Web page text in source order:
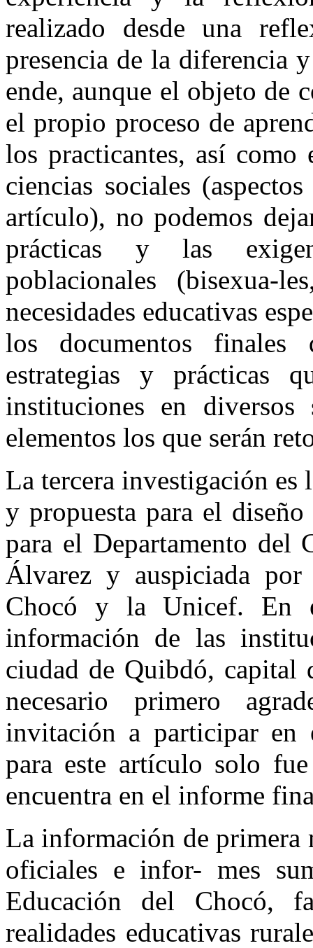
realizado desde una
presencia de la diferencia
ende, aunque el objeto de
el propio proceso de
los practicantes, así como
ciencias sociales
artículo), no podemos
prácticas y las
poblacionales (bisexua-
necesidades educativas
los documentos finales
estrategias y prácticas
instituciones en
elementos los que serán
La tercera investigación es
y propuesta para el
para el Departamento del
Álvarez y auspiciada
Chocó y la Unicef. En
información de las
ciudad de Quibdó, capital
necesario primero
invitación a participar en
para este artículo solo
encuentra en el informe
La información de primera
oficiales e infor- mes
Educación del Chocó,
realidades educativas